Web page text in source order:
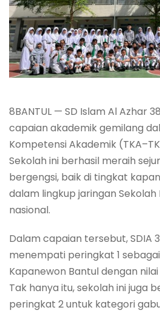
8BANTUL — SD Islam Al Azhar
capaian akademik gemilang
Kompetensi Akademik
Sekolah ini berhasil meraih
bergengsi, baik di tingkat
dalam lingkup jaringan
nasional.
Dalam capaian tersebut, SDIA
menempati peringkat 1
Kapanewon Bantul dengan
Tak hanya itu, sekolah ini juga
peringkat 2 untuk kategori